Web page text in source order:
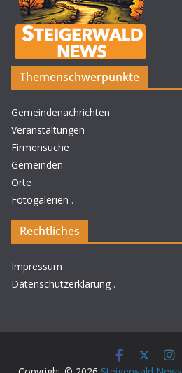
Themenschwerpunkte
Gemeindenachrichten
Veranstaltungen
Firmensuche
Gemeinden
Orte
Fotogalerien .
Rechtliches
Impressum .
Datenschutzerklärung .